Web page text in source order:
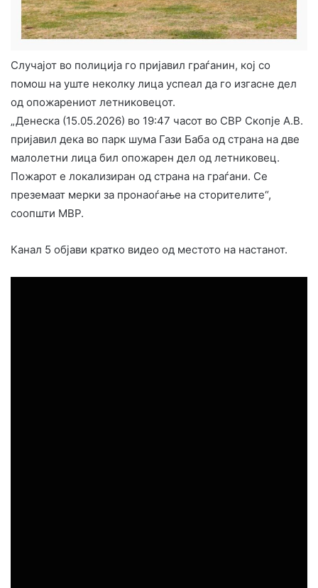
Случајот во полиција го пријавил граѓанин, кој со
помош на уште неколку лица успеал да го изгасне дел
од опожарениот летниковецот.
„Денеска (15.05.2026) во 19:47 часот во СВР Скопје А.В.
пријавил дека во парк шума Гази Баба од страна на две
малолетни лица бил опожарен дел од летниковец.
Пожарот е локализиран од страна на граѓани. Се
преземаат мерки за пронаоѓање на сторителите“,
соопшти МВР.
Канал 5 објави кратко видео од местото на настанот.